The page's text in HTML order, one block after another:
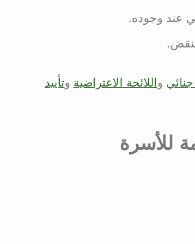
عند وجوده.
و اللائحة الاعتراضية وتأييد
للأسرة